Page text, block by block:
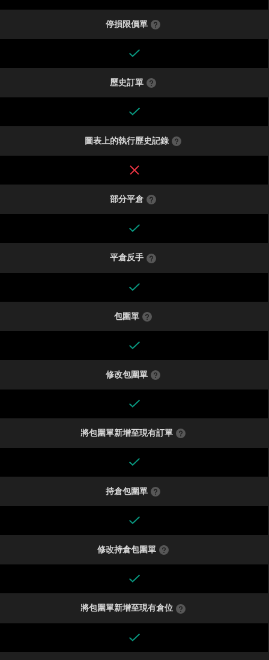
停損限價單
歷史訂單
圖表上的執行歷史記錄
部分平倉
平倉反手
包圍單
修改包圍單
將包圍單新增至現有訂單
持倉包圍單
修改持倉包圍單
將包圍單新增至現有倉位